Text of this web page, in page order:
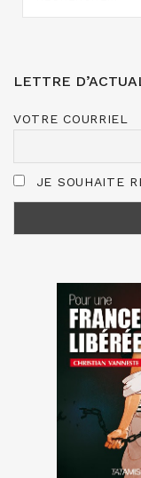
LETTRE
VOTRE COURRIEL
JE SOUHAITE